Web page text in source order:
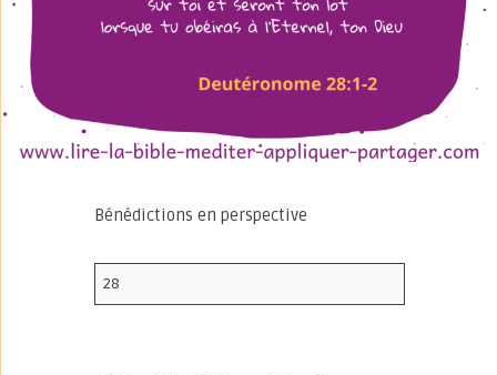
Bénédictions en perspective
28